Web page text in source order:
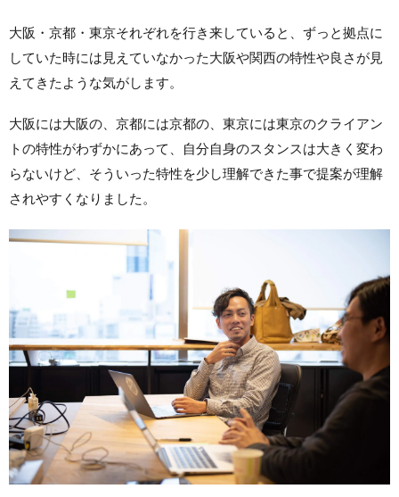
大阪・京都・東京それぞれを行き来していると、ずっと拠点に
していた時には見えていなかった大阪や関西の特性や良さが見
えてきたような気がします。
大阪には大阪の、京都には京都の、東京には東京のクライアン
トの特性がわずかにあって、自分自身のスタンスは大きく変わ
らないけど、そういった特性を少し理解できた事で提案が理解
されやすくなりました。